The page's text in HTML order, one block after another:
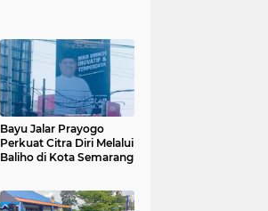
Bayu Jalar Prayogo
Perkuat Citra Diri Melalui
Baliho di Kota Semarang